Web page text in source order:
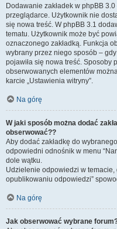
Dodawanie zakładek w phpBB
przeglądarce. Użytkownik nie
się nowa treść. W phpBB 3.1
tematu. Użytkownik może być
oznaczonego zakładką. Funkcja
wybrany przez niego sposób –
pojawiła się nowa treść. Sposoby
obserwowanych elementów
karcie „Ustawienia witryny”.
Na górę
W jaki sposób można dodać
obserwować??
Aby dodać zakładkę do
odpowiedni odnośnik w menu
dole wątku.
Udzielenie odpowiedzi w
opublikowaniu odpowiedzi”
Na górę
Jak obserwować wybrane